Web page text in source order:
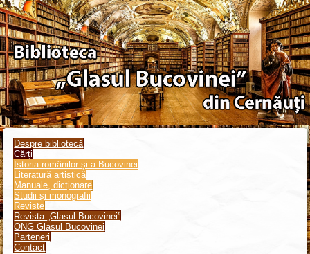
Despre bibliotecă
Cărți
Istoria românilor și a Bucovinei
Literatură artistică
Manuale, dicționare
Studii și monografii
Reviste
Revista „Glasul Bucovinei”
ONG Glasul Bucovinei
Parteneri
Contact